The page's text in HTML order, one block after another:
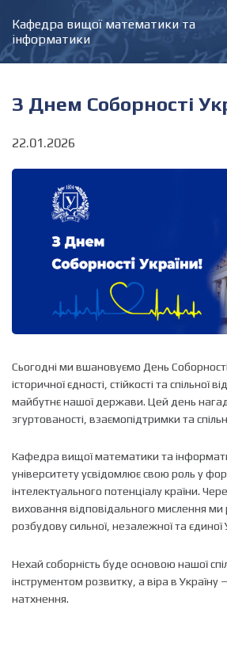
Кафедра вищої математики та
інформатики
З Днем Соборності
22.01.2026
Сьогодні ми вшановуємо День
історичної єдності, стійкості та спільної
майбутнє нашої держави. Цей день
згуртованості, взаємопідтримки та
Кафедра вищої математики та
університету усвідомлює свою роль у
інтелектуального потенціалу країни.
виховання відповідального мислення ми
розбудову сильної, незалежної та єдиної
Нехай соборність буде основою нашої
інструментом розвитку, а віра в
натхнення.